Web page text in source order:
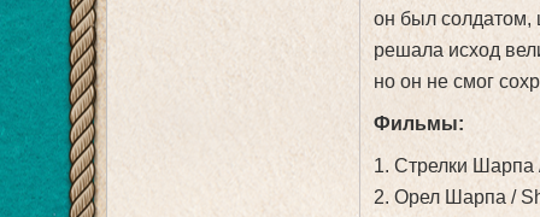
он был солдатом,
решала исход
но он не смог
Фильмы:
1. Стрелки Шарпа
2. Орел Шарпа /